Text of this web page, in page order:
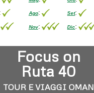
: Ago: Set:
Nov: Dic:
Focus on
Ruta 40
TOUR E VIAGGI OMAN